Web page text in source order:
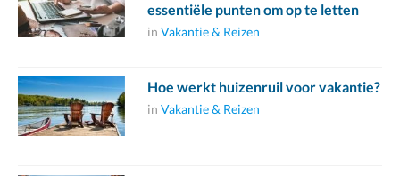
essentiële punten om op te letten
in Vakantie & Reizen
Hoe werkt huizenruil voor vakantie?
in Vakantie & Reizen